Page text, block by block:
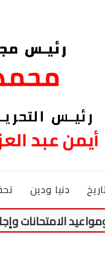
دنيا ودين